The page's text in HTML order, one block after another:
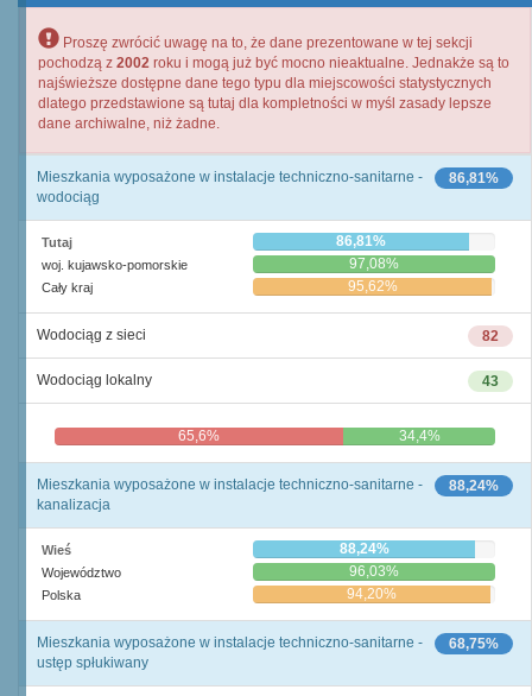
Proszę zwrócić uwagę na to, że dane prezentowane w tej sekcji
pochodzą z 2002 roku i mogą już być mocno nieaktualne. Jednakże są to
najświeższe dostępne dane tego typu dla miejscowości statystycznych
dlatego przedstawione są tutaj dla kompletności w myśl zasady lepsze
dane archiwalne, niż żadne.
86,81%
Mieszkania wyposażone w instalacje techniczno-sanitarne -
wodociąg
Tutaj 86,81%
woj. kujawsko-pomorskie 97,08%
Cały kraj 95,62%
82
Wodociąg z sieci
43
Wodociąg lokalny
65,6% 34,4%
88,24%
Mieszkania wyposażone w instalacje techniczno-sanitarne -
kanalizacja
Wieś 88,24%
Województwo 96,03%
Polska 94,20%
68,75%
Mieszkania wyposażone w instalacje techniczno-sanitarne -
ustęp spłukiwany